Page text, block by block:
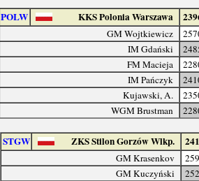
POLW KKS Polonia Warszawa
GM Wojtkiewicz
IM Gdański
FM Macieja
IM Pańczyk
Kujawski, A.
WGM Brustman
STGW ZKS Stilon Gorzów Wlkp.
GM Krasenkov
GM Kuczyński